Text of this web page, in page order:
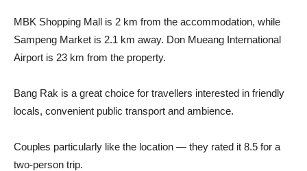
MBK Shopping Mall is 2 km from the accommodation, while
Sampeng Market is 2.1 km away. Don Mueang International
Airport is 23 km from the property.
Bang Rak is a great choice for travellers interested in friendly
locals, convenient public transport and ambience.
Couples particularly like the location — they rated it 8.5 for a
two-person trip.